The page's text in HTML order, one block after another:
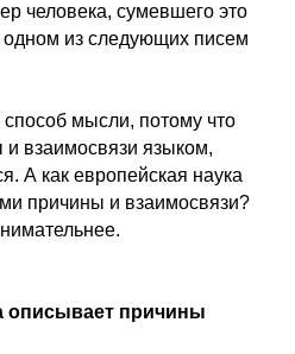
человека, сумевшего это
одном из следующих писем
мысли, потому что
взаимосвязи языком,
А как европейская наука
причины и взаимосвязи?
описывает причины